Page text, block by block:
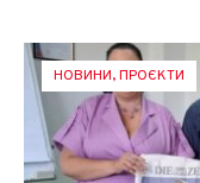
НОВИНИ,ПРОЄКТИ